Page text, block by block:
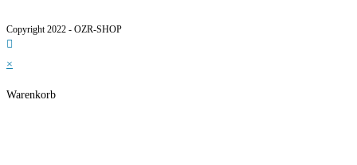
Copyright 2022 - OZR-SHOP
×
Warenkorb